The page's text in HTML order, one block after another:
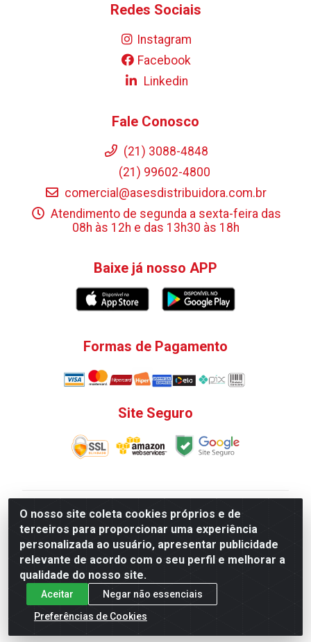
O nosso site coleta cookies próprios e de
terceiros para proporcionar uma experiência
personalizada ao usuário, apresentar publicidade
relevante de acordo com o seu perfil e melhorar a
qualidade do nosso site.
Aceitar
Negar não essenciais
Preferências de Cookies
Redes Sociais
Instagram
Facebook
Linkedin
Fale Conosco
(21) 3088-4848
(21) 99602-4800
comercial@asesdistribuidora.com.br
Atendimento de segunda a sexta-feira das
08h às 12h e das 13h30 às 18h
Baixe já nosso APP
Formas de Pagamento
Site Seguro
V. C. Ferragens LTDA - Rua do Matoso, 132 - Praça da
Bandeira, Rio de Janeiro/ RJ - CEP 20.270-135 - CNPJ
12.324.723/0001-25
Todas as regras de promoções, descontos, preços e
prazos de pagamento e entrega expostos aqui são
válidos apenas para compras via internet. Preços e
estoque sujeito a alterações sem aviso prévio.